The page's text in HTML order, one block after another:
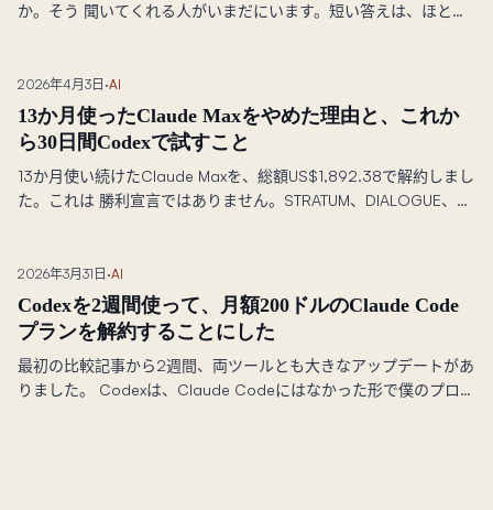
か。そう 聞いてくれる人がいまだにいます。短い答えは、ほとん
スごとの判定と、builder/operator で分かれる パスをまとめまし
た。
2026年4月3日 ·AI
13か月使ったClaude Maxをやめた理由と、これか
ら30日間Codexで試すこと
13か月使い続けたClaude Maxを、総額US$1,892.38で解約しまし
た。これは 勝利宣言ではありません。STRATUM、DIALOGUE、コ
2026年3月31日 ·AI
Codexを2週間使って、月額200ドルのClaude Code
プランを解約することにした
最初の比較記事から2週間、両ツールとも大きなアップデートがあ
りました。 Codexは、Claude Codeにはなかった形で僕のプロダ